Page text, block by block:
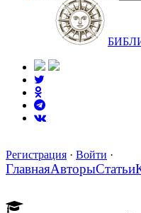
Регистрация · Войти ·
ГлавнаяАвторыСтатьи